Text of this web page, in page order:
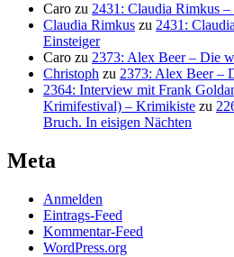
Caro zu 2431: Claudia Rimkus
Claudia Rimkus zu 2431:
Einsteiger
Caro zu 2373: Alex Beer – Die
Christoph zu 2373: Alex Beer –
2364: Interview mit Frank
Krimifestival) – Krimikiste zu
Bruch. In eisigen Nächten
Meta
Anmelden
Eintrags-Feed
Kommentar-Feed
WordPress.org